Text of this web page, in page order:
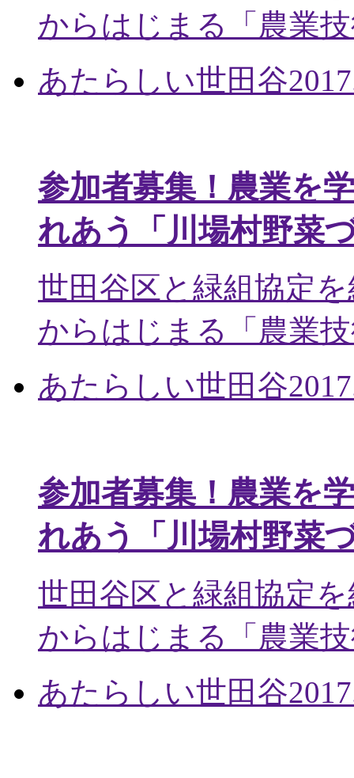
からはじまる「農業
あたらしい世田谷
参加者募集！農業を
れあう「川場村野菜
世田谷区と緑組協定
からはじまる「農業
あたらしい世田谷
参加者募集！農業を
れあう「川場村野菜
世田谷区と緑組協定
からはじまる「農業
あたらしい世田谷